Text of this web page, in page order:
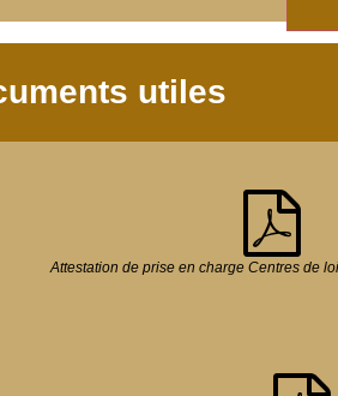
utiles
Attestation de prise en charge Centres de